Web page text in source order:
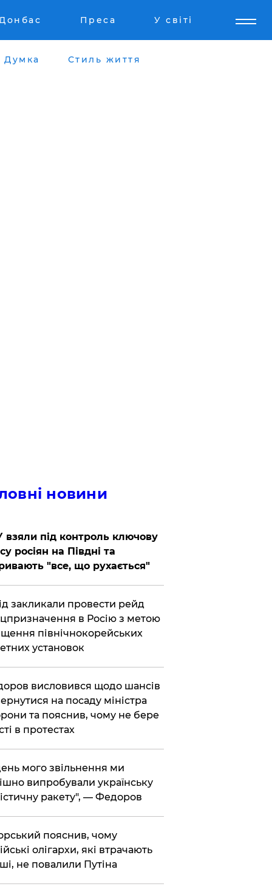
Преса У світі
Думка Стиль життя
новини
взяли під контроль ключову
росіян на Півдні та
"все, що рухається"
закликали провести рейд
в Росію з метою
північнокорейських
установок
висловився щодо шансів
на посаду міністра
та пояснив, чому не бере
в протестах
мого звільнення ми
випробували українську
ракету", — Федоров
пояснив, чому
олігархи, які втрачають
не повалили Путіна